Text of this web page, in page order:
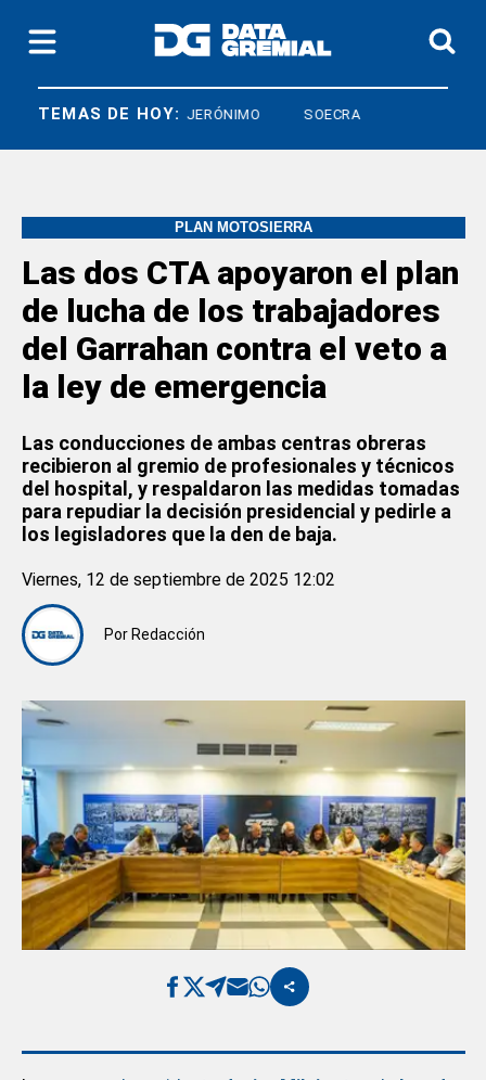
TEMAS DE HOY:
CRISTIAN JERÓNIMO SOECRA
PLAN MOTOSIERRA
Las dos CTA apoyaron el plan
de lucha de los trabajadores
del Garrahan contra el veto a
la ley de emergencia
Las conducciones de ambas centras obreras
recibieron al gremio de profesionales y técnicos
del hospital, y respaldaron las medidas tomadas
para repudiar la decisión presidencial y pedirle a
los legisladores que la den de baja.
Por Redacción
Viernes, 12 de septiembre de 2025 12:02